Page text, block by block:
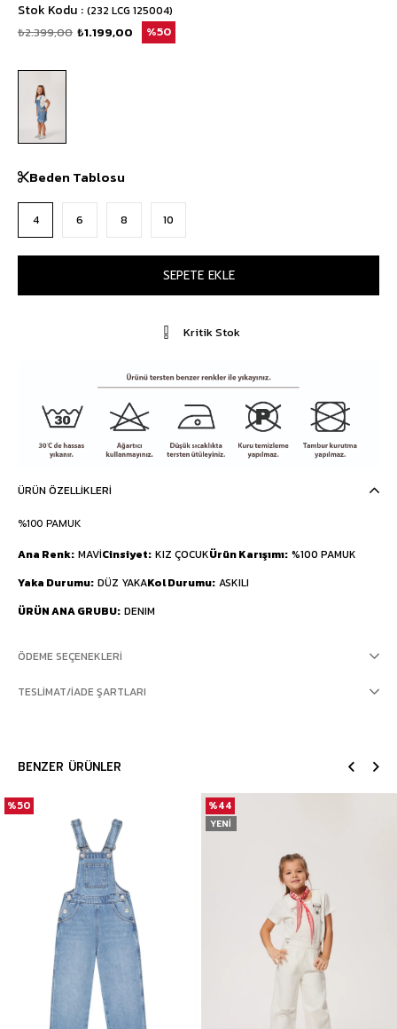
Stok Kodu (232 LCG 125004)
₺2.399,00 ₺1.199,00 50
Beden Tablosu
4 6 8 10
Kritik Stok
ÜRÜN ÖZELLIKLERI
%100 PAMUK
Ana Renk MAVİCinsiyet KIZ ÇOCUKÜrün Karışımı %100 PAMUK
Yaka Durumu DÜZ YAKAKol Durumu ASKILI
ÜRÜN ANA GRUBU DENIM
ÖDEME SEÇENEKLERI
TESLIMAT/İADE ŞARTLARI
BENZER ÜRÜNLER
%50 %44
YENI